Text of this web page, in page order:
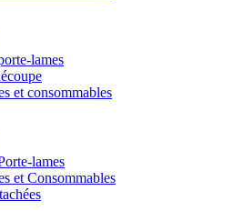
lames
et consommables
lames
et Consommables